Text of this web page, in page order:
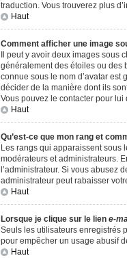
traduction. Vous trouverez plus
Haut
Comment afficher une image
Il peut y avoir deux images
généralement des étoiles ou des
connue sous le nom d’avatar est
décider de la manière dont ils
Vous pouvez le contacter pour
Haut
Qu’est-ce que mon rang et
Les rangs qui apparaissent sous
modérateurs et administrateurs.
l’administrateur. Si vous abusez
administrateur peut rabaisser
Haut
Lorsque je clique sur le lien e-
Seuls les utilisateurs enregistrés
pour empêcher un usage abusif
Haut